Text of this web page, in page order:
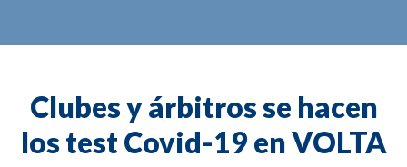
Clubes y árbitros se hacen
los test Covid-19 en VOLTA